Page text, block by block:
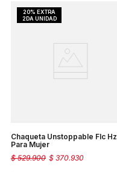
Chaqueta Unstoppable Flc Hz
Para Mujer
$ 370.930
$ 529.900